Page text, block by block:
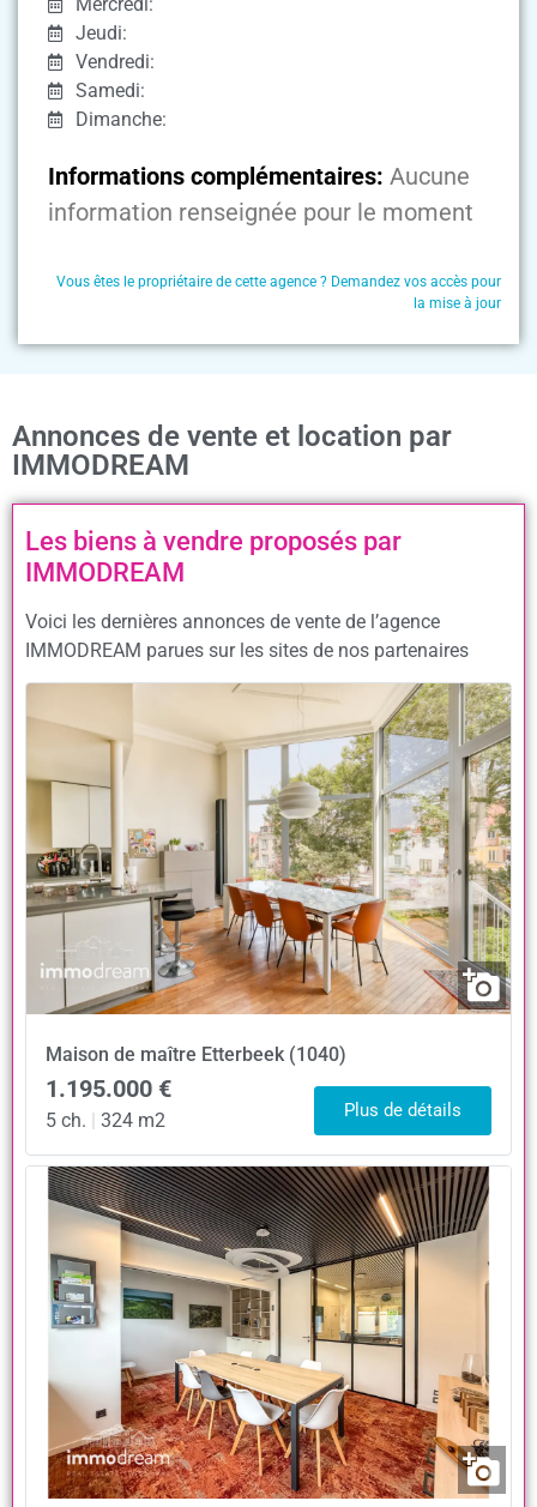
Jeudi:
Vendredi:
Samedi:
Dimanche:
Informations complémentaires: Aucune
information renseignée pour le moment
Vous êtes le propriétaire de cette agence ? Demandez vos accès pour
la mise à jour
Annonces de vente et location par
IMMODREAM
Les biens à vendre proposés par
IMMODREAM
Voici les dernières annonces de vente de l’agence
IMMODREAM parues sur les sites de nos partenaires
Maison de maître Etterbeek (1040)
1.195.000 €
5 ch. 324 m2 Plus de détails